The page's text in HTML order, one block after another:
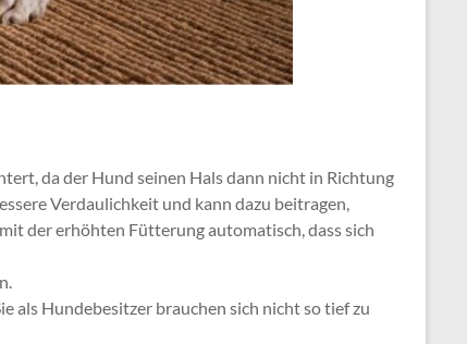
da der Hund seinen Hals dann nicht in Richtung
Verdaulichkeit und kann dazu beitragen,
der erhöhten Fütterung automatisch, dass sich
als Hundebesitzer brauchen sich nicht so tief zu